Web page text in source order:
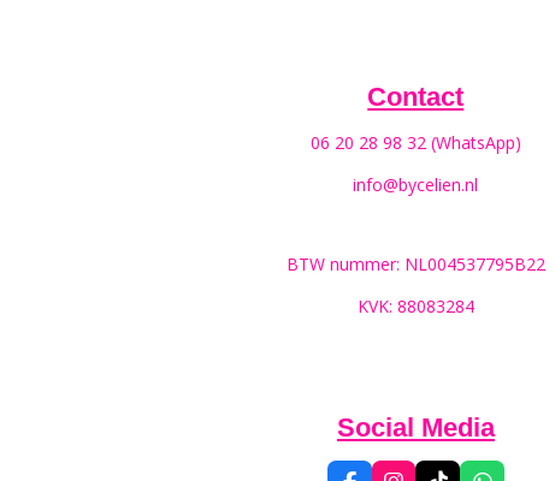
Contact
06 20 28 98 32 (WhatsApp)
info@bycelien.nl
BTW nummer: NL004537795B22
KVK: 88083284
Social Media